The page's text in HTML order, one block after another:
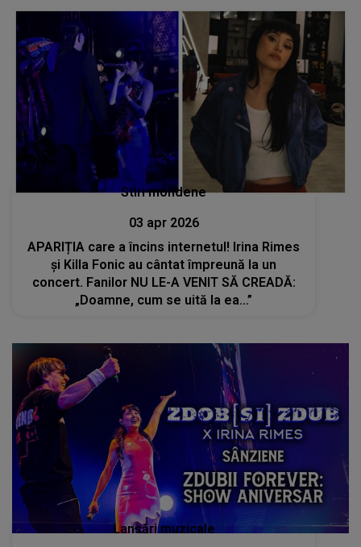
Stiri mondene
03 apr 2026
APARIȚIA care a încins internetul! Irina Rimes
și Killa Fonic au cântat împreună la un
concert. Fanilor NU LE-A VENIT SĂ CREADĂ:
„Doamne, cum se uită la ea...”
Lansări muzicale